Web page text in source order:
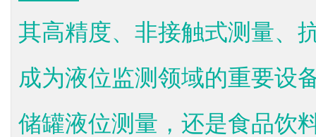
其高精度、非接触式测量、
成为液位监测领域的重要设
储罐液位测量，还是食品饮